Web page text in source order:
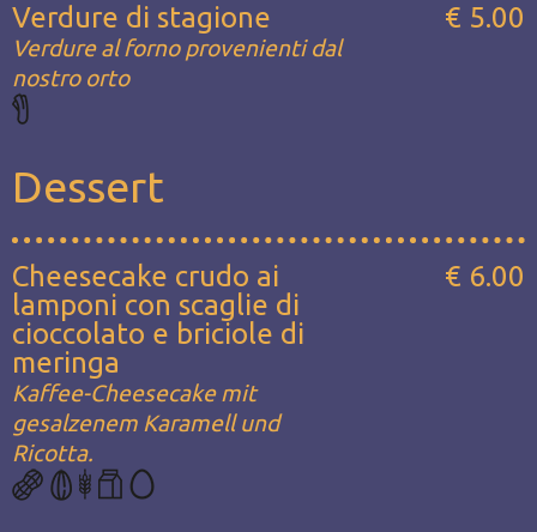
Verdure di stagione
Verdure al forno provenienti dal
nostro orto
€ 5.00
Dessert
Cheesecake crudo ai
lamponi con scaglie di
cioccolato e briciole di
meringa
Kaffee-Cheesecake mit
gesalzenem Karamell und
Ricotta.
€ 6.00